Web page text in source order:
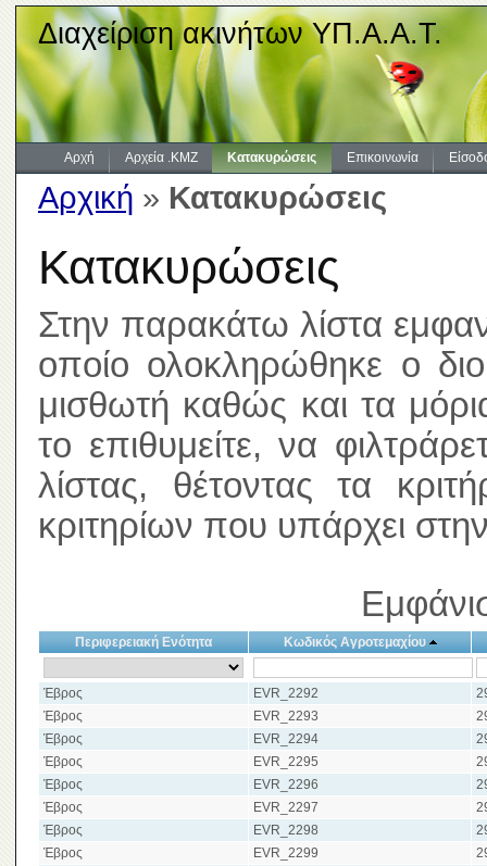
Διαχείριση ακινήτων ΥΠ.Α.Α.Τ.
Αρχή Αρχεία .KMZ Κατακυρώσεις Επικοινωνία
Αρχική » Κατακυρώσεις
Κατακυρώσεις
Στην παρακάτω λίστα
οποίο ολοκληρώθηκε ο
μισθωτή καθώς και τα
το επιθυμείτε, να
λίστας, θέτοντας τα
κριτηρίων που υπάρχει
Περιφερειακή Ενότητα Κωδικός Αγροτεμαχίου
Έβρος EVR_2292
Έβρος
EVR_2293
Έβρος
EVR_2294
Έβρος
EVR_2295
Έβρος
EVR_2296
Έβρος
EVR_2297
Έβρος
EVR_2298
Έβρος
EVR_2299